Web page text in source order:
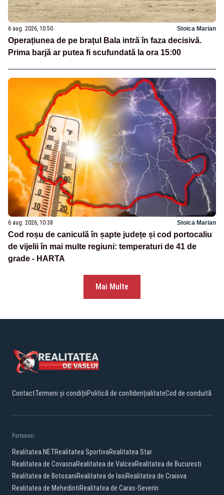
6 aug. 2026, 10:50 Stoica Marian
Operațiunea de pe brațul Bala intră în faza decisivă.
Prima barjă ar putea fi scufundată la ora 15:00
6 aug. 2026, 10:38 Stoica Marian
Cod roșu de caniculă în șapte județe și cod portocaliu
de vijelii în mai multe regiuni: temperaturi de 41 de
grade - HARTA
Mai Multe
ContactTermeni și condițiiPolitică de confidențialitateCod de conduită
Parteneri:
Realitatea.NETRealitatea SportivaRealitatea Star
Realitatea de CovasnaRealitatea de ValceaRealitatea de Bucuresti
Realitatea de BotosaniRealitatea de IasiRealitatea de Craiova
Realitatea de MehedintiRealitatea de Caras-Severin